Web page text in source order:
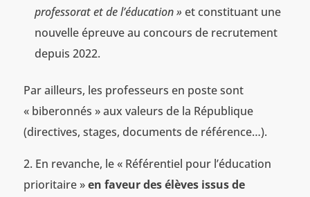
professorat et de l’éducation » et constituant une
nouvelle épreuve au concours de recrutement
depuis 2022.
Par ailleurs, les professeurs en poste sont
« biberonnés » aux valeurs de la République
(directives, stages, documents de référence…).
2. En revanche, le « Référentiel pour l’éducation
prioritaire »en faveur des élèves issus de